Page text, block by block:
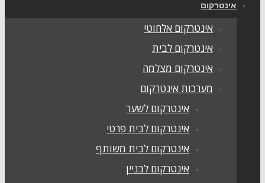
אינטרקום אלחוטי
אינטרקום לבית
אינטרקום מצלמה
מערכות אינטרקום
אינטרקום לשער
אינטרקום לבית פרטי
אינטרקום לבית משותף
אינטרקום לבניין